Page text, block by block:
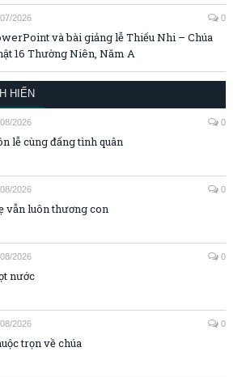
2026 0
và bài giảng lễ Thiếu Nhi – Chúa
16 Thường Niên, Năm A
HIẾN
2026 0
lễ cùng đấng tình quân
2026 0
vẫn luôn thương con
2026 0
nước
2026 0
trọn về chúa